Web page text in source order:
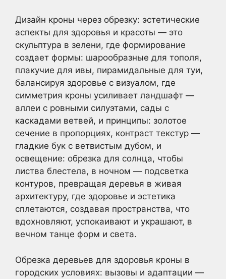
Дизайн кроны через обрезку: эстетические
аспекты для здоровья и красоты — это
скульптура в зелени, где формирование
создает формы: шарообразные для тополя,
плакучие для ивы, пирамидальные для туи,
балансируя здоровье с визуалом, где
симметрия кроны усиливает ландшафт —
аллеи с ровными силуэтами, сады с
каскадами ветвей, и принципы: золотое
сечение в пропорциях, контраст текстур —
гладкие бук с ветвистым дубом, и
освещение: обрезка для солнца, чтобы
листва блестела, в ночном — подсветка
контуров, превращая деревья в живая
архитектуру, где здоровье и эстетика
сплетаются, создавая пространства, что
вдохновляют, успокаивают и украшают, в
вечном танце форм и света.
Обрезка деревьев для здоровья кроны в
городских условиях: вызовы и адаптации —